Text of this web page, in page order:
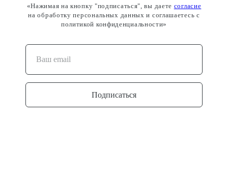
«Нажимая на кнопку "подписаться", вы даете согласие
на обработку персональных данных и соглашаетесь c
политикой конфиденциальности»
Подписаться